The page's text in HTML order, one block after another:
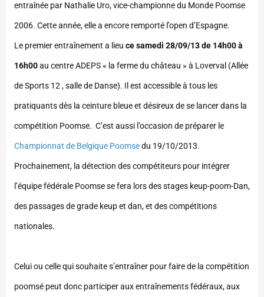
entraînée par Nathalie Uro, vice-championne du Monde Poomse
2006. Cette année, elle a encore remporté l’open d’Espagne.
Le premier entraînement a lieu ce samedi 28/09/13 de 14h00 à
16h00au centre ADEPS « la ferme du château » à Loverval (Allée
de Sports 12 , salle de Danse). Il est accessible à tous les
pratiquants dès la ceinture bleue et désireux de se lancer dans la
compétition Poomse. C’est aussi l’occasion de préparer le
Championnat de Belgique Poomsedu 19/10/2013.
Prochainement, la détection des compétiteurs pour intégrer
l’équipe fédérale Poomse se fera lors des stages keup-poom-Dan,
des passages de grade keup et dan, et des compétitions
nationales.
Celui ou celle qui souhaite s’entraîner pour faire de la compétition
poomsé peut donc participer aux entraînements fédéraux, aux